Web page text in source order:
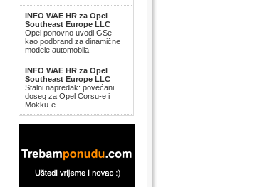
INFO WAE HR za Opel
Southeast Europe LLC
Opel ponovno uvodi GSe
kao podbrand za dinamične
modele automobila
INFO WAE HR za Opel
Southeast Europe LLC
Stalni napredak: povećani
doseg za Opel Corsu-e i
Mokku-e